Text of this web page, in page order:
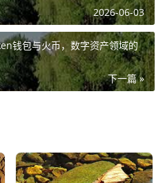
2026-06-03
钱包与火币，数字资产领域的
下一篇 »